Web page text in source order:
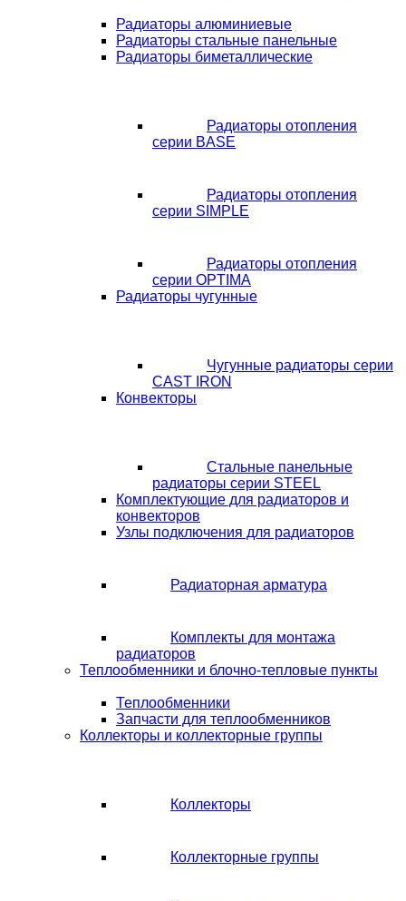
Радиаторы алюминиевые
Радиаторы стальные панельные
Радиаторы биметаллические
Радиаторы отопления
серии BASE
Радиаторы отопления
серии SIMPLE
Радиаторы отопления
серии OPTIMA
Радиаторы чугунные
Чугунные радиаторы серии
CAST IRON
Конвекторы
Стальные панельные
радиаторы серии STEEL
Комплектующие для радиаторов и
конвекторов
Узлы подключения для радиаторов
Радиаторная арматура
Комплекты для монтажа
радиаторов
Теплообменники и блочно-тепловые пункты
Теплообменники
Запчасти для теплообменников
Коллекторы и коллекторные группы
Коллекторы
Коллекторные группы